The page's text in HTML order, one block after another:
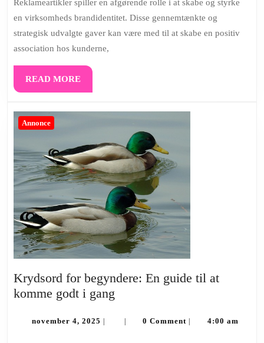
perfekte
til
Reklameartikler spiller en afgørende rolle i at skabe og styrke
en virksomheds brandidentitet. Disse gennemtænkte og
strategisk udvalgte gaver kan være med til at skabe en positiv
association hos kunderne,
READ MOREREAD
MORE
Annonce
Krydsord for begyndere: En guide til at
komme godt i gang
begyndere:
november 4, 2025 november
0 Comment 4:00 am